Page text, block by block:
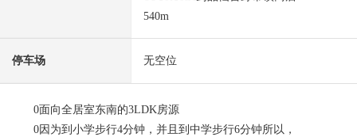
540m
停车场 无空位
0面向全居室东南的3LDK房源
0因为到小学步行4分钟，并且到中学步行6分钟所以，